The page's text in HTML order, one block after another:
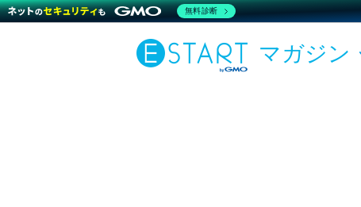
マガジン
無料診断